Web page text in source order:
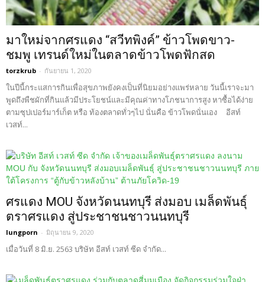
มาใหม่จากศรแดง “สวีทพิงค์” ข้าวโพดขาว-
ชมพู เทรนด์ใหม่ในตลาดข้าวโพดฟักสด
torzkrub - กันยายน 1, 2020
ในปีนี้กระแสการกินเพื่อสุขภาพยังคงเป็นที่นิยมอย่างแพร่หลาย วันนี้เราจะมา
พูดถึงพืชผักที่กินแล้วมีประโยชน์และมีคุณค่าทางโภชนาการสูง หาซื้อได้ง่าย
ตามซุปเปอร์มาร์เก็ต หรือ ท้องตลาดทั่วๆไป นั่นคือ ข้าวโพดนั่นเอง อีสท์
เวสท์...
ศรแดง MOU จังหวัดนนทบุรี ส่งมอบ เมล็ดพันธุ์
ตราศรแดง สู่ประชาชนชาวนนทบุรี
lungporn - มิถุนายน 9, 2020
เมื่อวันที่ 8 มิ.ย. 2563 บริษัท อีสท์ เวสท์ ซีด จำกัด...